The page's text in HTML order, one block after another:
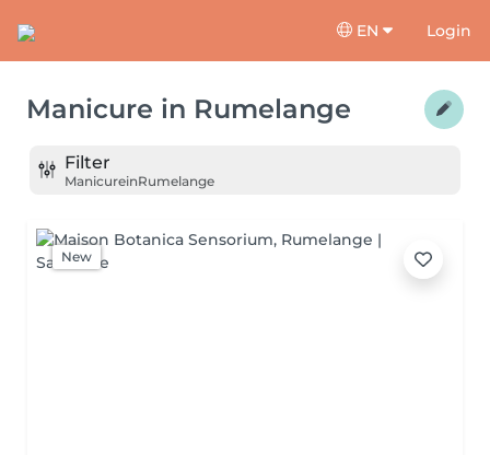
EN Login
Manicure in Rumelange
Filter
ManicureinRumelange
New